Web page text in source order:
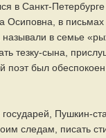
в Санкт-
в письмах
называли в семье
тезку-сына,
поэт был
Пушкин-
следам, писать